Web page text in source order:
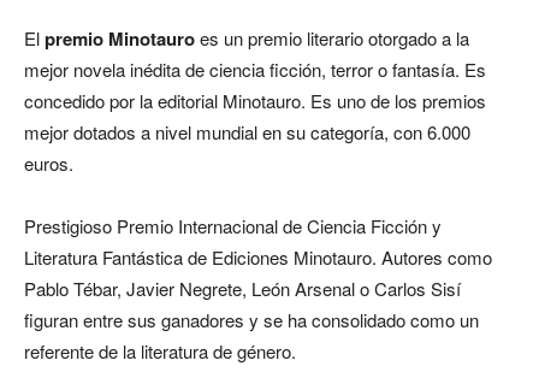
Elpremio Minotauroes un premio literario otorgado a la
mejor novela inédita de ciencia ficción, terror o fantasía. Es
concedido por la editorial Minotauro. Es uno de los premios
mejor dotados a nivel mundial en su categoría, con 6.000
euros.
Prestigioso Premio Internacional de Ciencia Ficción y
Literatura Fantástica de Ediciones Minotauro. Autores como
Pablo Tébar, Javier Negrete, León Arsenal o Carlos Sisí
figuran entre sus ganadores y se ha consolidado como un
referente de la literatura de género.